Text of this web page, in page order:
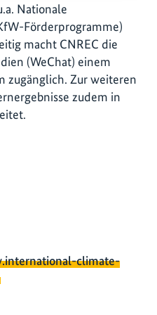
Nationale
Förderprogramme)
macht CNREC die
(WeChat) einem
zugänglich. Zur weiteren
zudem in
climate-